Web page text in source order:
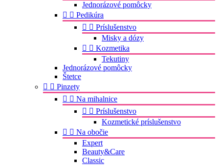
Jednorázové pomôcky
  Pedikúra
  Príslušenstvo
Misky a dózy
  Kozmetika
Tekutiny
Jednorázové pomôcky
Štetce
  Pinzety
  Na mihalnice
  Príslušenstvo
Kozmetické príslušenstvo
  Na obočie
Expert
Beauty&Care
Classic